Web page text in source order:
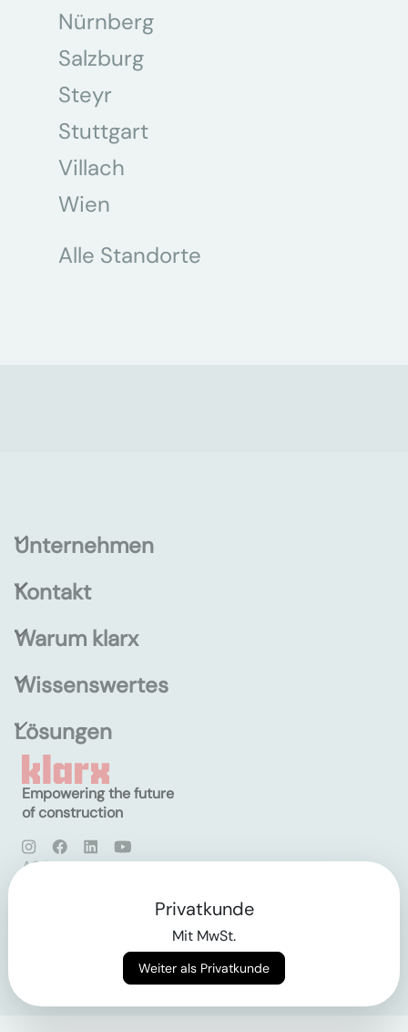
Nürnberg
Salzburg
Steyr
Stuttgart
Villach
Wien
Alle Standorte
Unternehmen
Kontakt
Warum klarx
Wissenswertes
Lösungen
Empowering the future
of construction
AGB
Privatkunde
Mit MwSt.
Weiter als Privatkunde